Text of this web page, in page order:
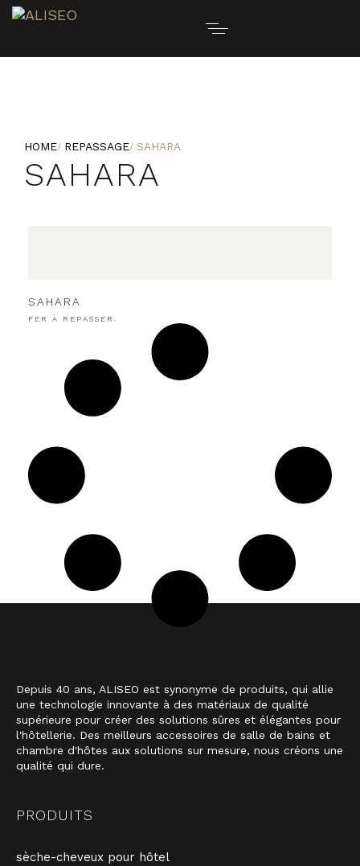
HOME REPASSAGE SAHARA
SAHARA
SAHARA
FER À REPASSER
Depuis 40 ans, ALISEO est synonyme de produits, qui allie
une technologie innovante à des matériaux de qualité
supérieure pour créer des solutions sûres et élégantes pour
l'hôtellerie. Des meilleurs accessoires de salle de bains et
chambre d'hôtes aux solutions sur mesure, nous créons une
qualité qui dure.
PRODUITS
sèche-cheveux pour hôtel